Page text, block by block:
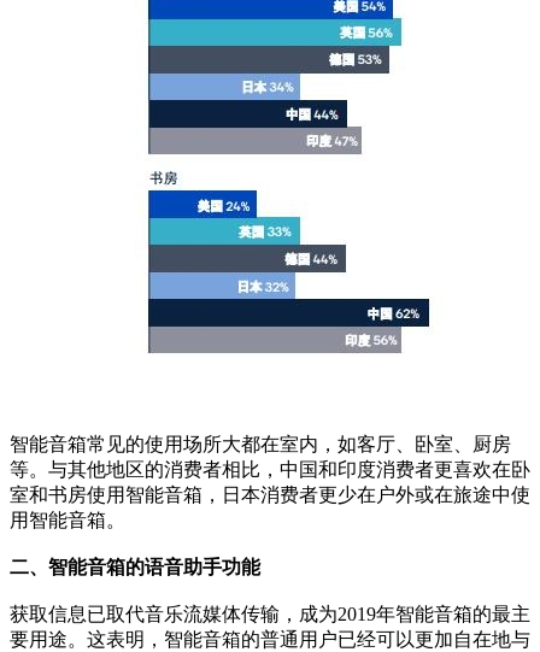
智能音箱常见的使用场所大都在室内，如客厅、卧室、厨房
等。与其他地区的消费者相比，中国和印度消费者更喜欢在卧
室和书房使用智能音箱，日本消费者更少在户外或在旅途中使
用智能音箱。
二、智能音箱的语音助手功能
获取信息已取代音乐流媒体传输，成为2019年智能音箱的最主
要用途。这表明，智能音箱的普通用户已经可以更加自在地与